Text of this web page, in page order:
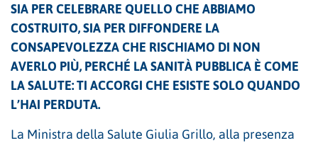
SIA PER CELEBRARE QUELLO CHE ABBIAMO
COSTRUITO, SIA PER DIFFONDERE LA
CONSAPEVOLEZZA CHE RISCHIAMO DI NON
AVERLO PIÙ, PERCHÉ LA SANITÀ PUBBLICA È COME
LA SALUTE: TI ACCORGI CHE ESISTE SOLO QUANDO
L’HAI PERDUTA.
La Ministra della Salute Giulia Grillo, alla presenza